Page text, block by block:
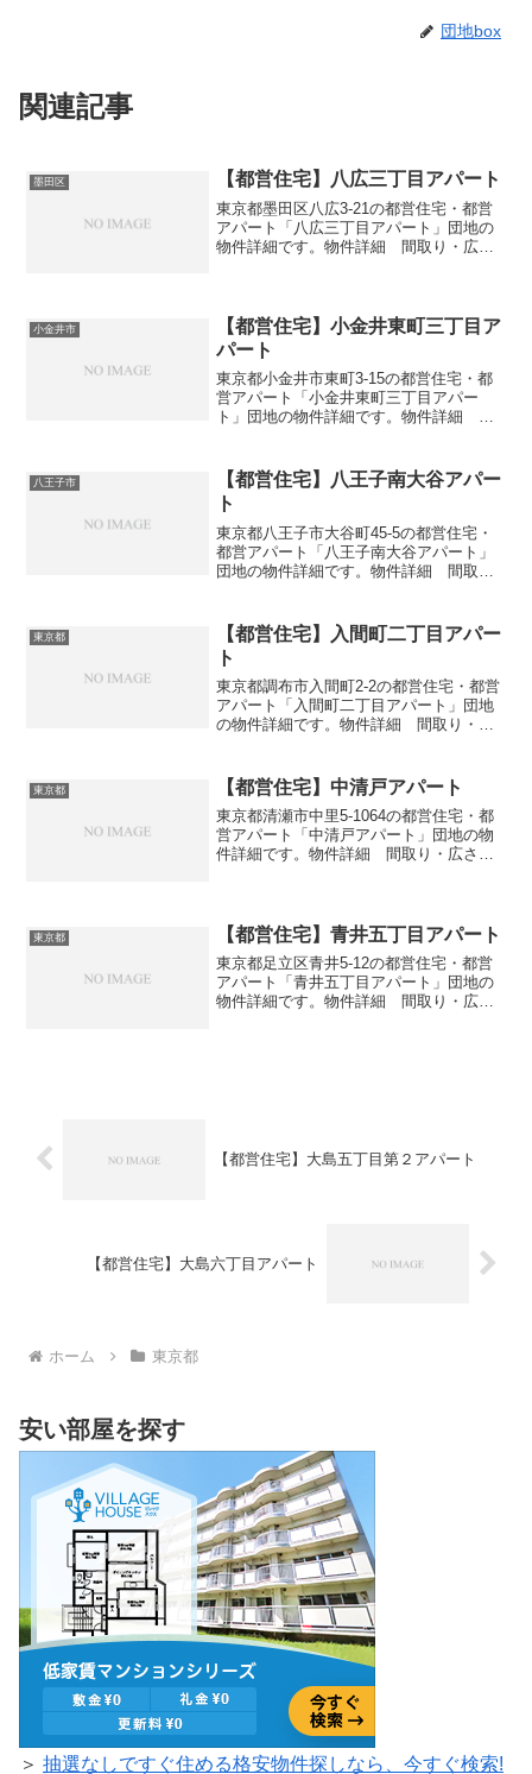
団地box
関連記事
墨田区 【都営住宅】八広三丁目アパート
東京都墨田区八広3-21の都営住宅・都営
アパート「八広三丁目アパート」団地の
物件詳細です。物件詳細 間取り・広さ
セス主な...
小金井市
【都営住宅】小金井東町三丁目ア
パート
東京都小金井市東町3-15の都営住宅・都
営アパート「小金井東町三丁目アパー
ト」団地の物件詳細です。物件詳細 間
15間取り3DK広さ・面積55㎡建設年度築
年数1977交...
八王子市
【都営住宅】八王子南大谷アパー
ト
東京都八王子市大谷町45-5の都営住宅・
都営アパート「八王子南大谷アパート」
団地の物件詳細です。物件詳細 間取
取り2DK-3DK広さ・面積36-39㎡建設年度
築年数...
東京都
【都営住宅】入間町二丁目アパー
ト
東京都調布市入間町2-2の都営住宅・都営
アパート「入間町二丁目アパート」団地
の物件詳細です。物件詳細 間取り・広
3DK広さ・面積55-63㎡建設年度築年数
1983...
東京都 【都営住宅】中清戸アパート
東京都清瀬市中里5-1064の都営住宅・都
営アパート「中清戸アパート」団地の物
件詳細です。物件詳細 間取り・広さ団
主な...
東京都 【都営住宅】青井五丁目アパート
東京都足立区青井5-12の都営住宅・都営
アパート「青井五丁目アパート」団地の
物件詳細です。物件詳細 間取り・広さ
【都営住宅】大島五丁目第２アパート
【都営住宅】大島六丁目アパート
ホーム 東京都
安い部屋を探す
＞ 抽選なしですぐ住める格安物件探しなら、今すぐ検索!